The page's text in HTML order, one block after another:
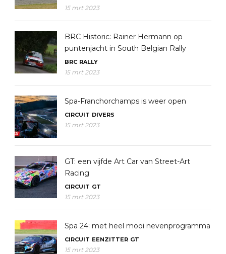
15 mrt 2023
BRC Historic: Rainer Hermann op
puntenjacht in South Belgian Rally
BRC RALLY
15 mrt 2023
Spa-Franchorchamps is weer open
CIRCUIT DIVERS
15 mrt 2023
GT: een vijfde Art Car van Street-Art
Racing
CIRCUIT GT
15 mrt 2023
Spa 24: met heel mooi nevenprogramma
CIRCUIT EENZITTER GT
15 mrt 2023